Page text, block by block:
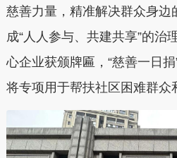
慈善力量，精准解决群众身边
成“人人参与、共建共享”的治
心企业获颁牌匾，“慈善一日
将专项用于帮扶社区困难群众